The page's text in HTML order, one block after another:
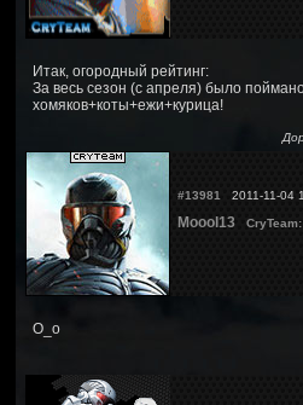
Итак, огородный рейтинг:
За весь сезон (с апреля) было
хомяков+коты+ежи+курица!
#13981 2011-11-04
Moool13
О_о